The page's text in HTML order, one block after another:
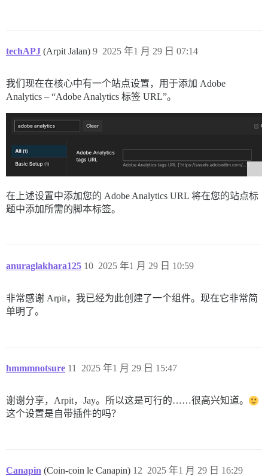
techAPJ (Arpit Jalan) 2025 年1 月 29 日 07:14
9
我们现在在核心中有一个站点设置，用于添加 Adobe
Analytics – “Adobe Analytics 标签 URL”。
在上述设置中添加您的 Adobe Analytics URL 将在您的站点标
题中添加所需的脚本标签。
anuraglakhara125 2025 年1 月 29 日 10:59
10
非常感谢 Arpit，我已经为此创建了一个组件。现在它非常简
单明了。
hmmmnotsure 2025 年1 月 29 日 15:47
11
谢谢分享，Arpit，Jay。所以这是可行的……很高兴知道。
这个设置是自带插件的吗？
Canapin (Coin-coin le Canapin) 2025 年1 月 29 日 16:29
12